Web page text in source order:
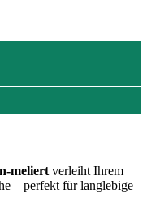
meliert verleiht Ihrem
– perfekt für langlebige